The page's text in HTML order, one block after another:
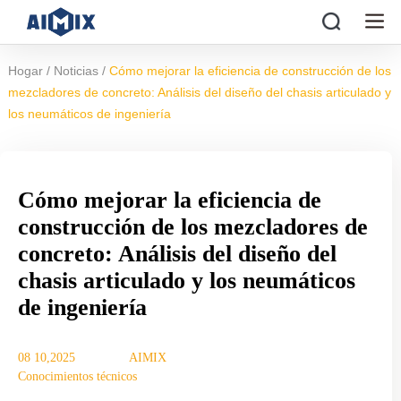
Hogar / Noticias / Cómo mejorar la eficiencia de construcción de los
mezcladores de concreto: Análisis del diseño del chasis articulado y
los neumáticos de ingeniería
Cómo mejorar la eficiencia de
construcción de los mezcladores de
concreto: Análisis del diseño del
chasis articulado y los neumáticos
de ingeniería
08 10,2025
AIMIX
Conocimientos técnicos